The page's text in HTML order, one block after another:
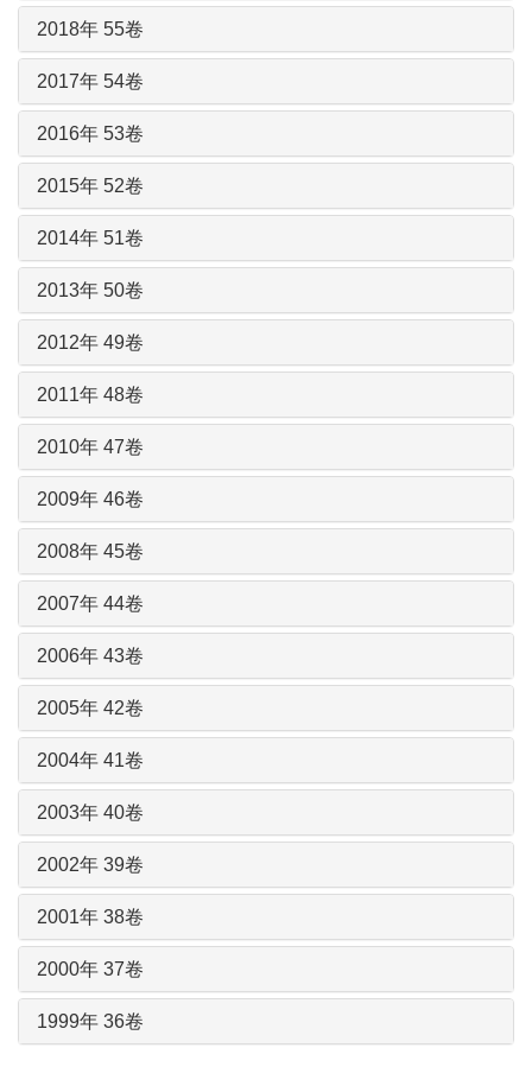
2018年 55卷
2017年 54卷
2016年 53卷
2015年 52卷
2014年 51卷
2013年 50卷
2012年 49卷
2011年 48卷
2010年 47卷
2009年 46卷
2008年 45卷
2007年 44卷
2006年 43卷
2005年 42卷
2004年 41卷
2003年 40卷
2002年 39卷
2001年 38卷
2000年 37卷
1999年 36卷